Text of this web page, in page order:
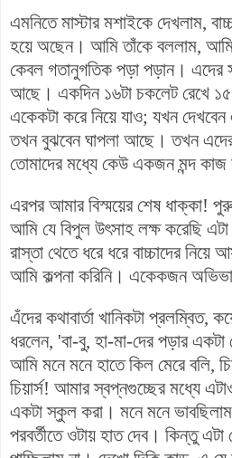
এমনিতে মাস্টার মশাইকে দেখলাম,
হয়ে অছেন। আমি তাঁকে বললাম,
কেবল গতানুগতিক পড়া পড়ান। এদের
আছে। একদিন ১৬টা চকলেট রেখে
একেকটা করে নিয়ে যাও; যখন
তখন বুঝবেন ঘাপলা আছে। তখন এদের
তোমাদের মধ্যে কেউ একজন মন্দ
এরপর আমার বিস্ময়ের শেষ ধাক্কা!
আমি যে বিপুল উৎসাহ লক্ষ করেছি
রাস্তা থেতে ধরে ধরে বাচ্চাদের
আমি কল্পনা করিনি। একেকজন
এঁদের কথাবার্তা খানিকটা প্রলম্বিত,
ধরলেন, 'বা-বু, হা-মা-দের পড়ার একটা
আমি মনে মনে হাতে কিল মেরে বলি,
চিয়ার্স! আমার স্বপ্নগুচ্ছের মধ্যে
একটা স্কুল করা। মনে মনে
পরবর্তীতে ওটায় হাত দেব। কিন্তু